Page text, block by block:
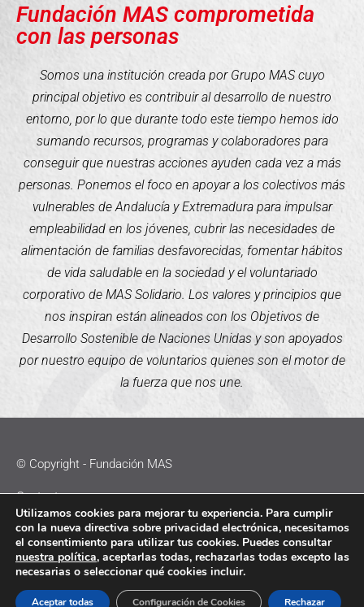
Fundación MAS comprometida
con las personas
Somos una institución creada por Grupo MAS cuyo
principal objetivo es contribuir al desarrollo de nuestro
entorno, por lo que durante todo este tiempo hemos ido
sumando recursos, programas y colaboradores para
conseguir que nuestras acciones ayuden cada vez a más
personas. Ponemos el foco en apoyar a los colectivos más
vulnerables de Andalucía y Extremadura para impulsar
empleabilidad en los jóvenes, cubrir las necesidades de
alimentación de familias desfavorecidas, fomentar hábitos
de vida saludable en la sociedad y el voluntariado
corporativo de MAS Solidario. Los valores y principios que
nos inspiran están alineados con los Objetivos de
Desarrollo Sostenible de Naciones Unidas y son apoyados
por nuestro equipo de voluntarios quienes son el motor de
la fuerza que nos une.
© Copyright - Fundación MAS
Contacto
Política de Cookies
Política de Privacidad
Aviso Legal
Utilizamos cookies para mejorar tu experiencia. Para cumplir
con la nueva directiva sobre privacidad electrónica, necesitamos
el consentimiento para utilizar tus cookies. Puedes consultar
nuestra política, aceptarlas todas, rechazarlas todas excepto las
necesarias o seleccionar qué cookies incluir.
Aceptar todas Rechazar
Configuración de Cookies